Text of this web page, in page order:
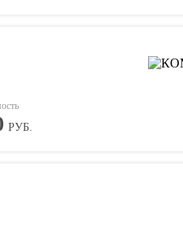
РУБ.